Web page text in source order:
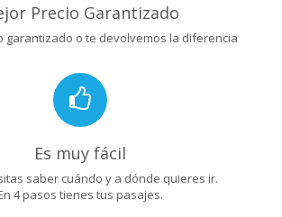
Precio Garantizado
garantizado o te devolvemos la diferencia
Es muy fácil
saber cuándo y a dónde quieres ir.
4 pasos tienes tus pasajes.